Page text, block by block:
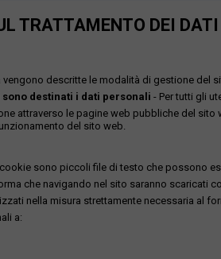
TRATTAMENTO DEI
vengono descritte le modalità di gestione del
destinati i dati personali - Per tutti gli
attraverso le pagine web pubbliche del sito
del sito web.
sono piccoli file di testo che possono
che navigando nel sito saranno scaricati
nella misura strettamente necessaria al
a: